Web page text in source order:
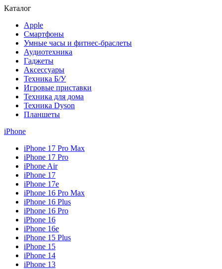
Каталог
Apple
Смартфоны
Умные часы и фитнес-браслеты
Аудиотехника
Гаджеты
Аксессуары
Техника Б/У
Игровые приставки
Техника для дома
Техника Dyson
Планшеты
iPhone
iPhone 17 Pro Max
iPhone 17 Pro
iPhone Air
iPhone 17
iPhone 17e
iPhone 16 Pro Max
iPhone 16 Plus
iPhone 16 Pro
iPhone 16
iPhone 16e
iPhone 15 Plus
iPhone 15
iPhone 14
iPhone 13